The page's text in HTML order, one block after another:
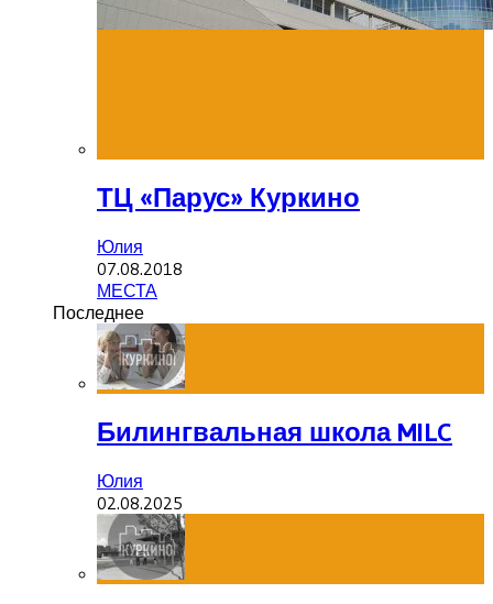
ТЦ «Парус» Куркино
Юлия
07.08.2018
МЕСТА
Последнее
Билингвальная школа MILC
Юлия
02.08.2025